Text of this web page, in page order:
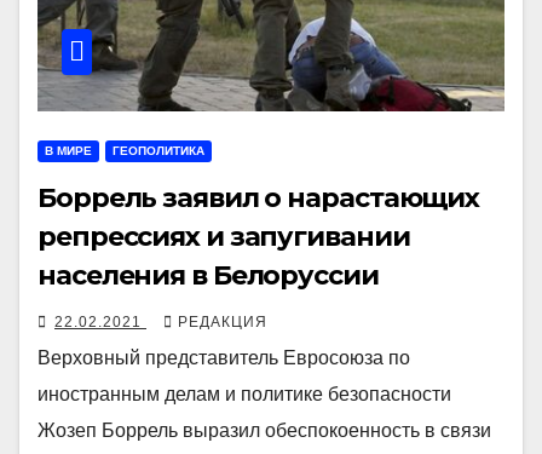
В МИРЕ ГЕОПОЛИТИКА
Боррель заявил о нарастающих
репрессиях и запугивании
населения в Белоруссии
22.02.2021 РЕДАКЦИЯ
Верховный представитель Евросоюза по
иностранным делам и политике безопасности
Жозеп Боррель выразил обеспокоенность в связи